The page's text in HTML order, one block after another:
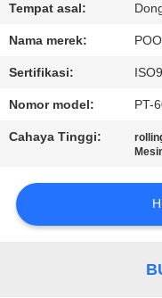
TUR
PABRIK
KUALITAS
Tempat asal:
Nama merek:
Sertifikasi:
Nomor model: PT-
Cahaya Tinggi: